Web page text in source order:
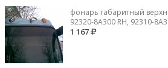
фонарь габаритный
92320-8A300 RH, 92310-
1 167